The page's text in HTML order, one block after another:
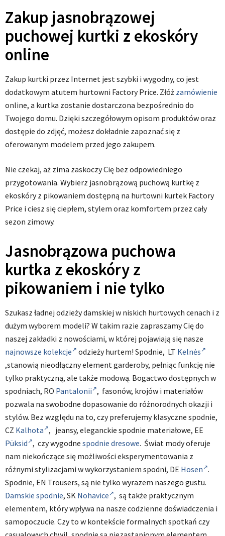
Zakup jasnobrązowej
puchowej kurtki z ekoskóry
online
Zakup kurtki przez Internet jest szybki i wygodny, co jest
dodatkowym atutem hurtowni Factory Price. Złóż zamówienie
online, a kurtka zostanie dostarczona bezpośrednio do
Twojego domu. Dzięki szczegółowym opisom produktów oraz
dostępie do zdjęć, możesz dokładnie zapoznać się z
oferowanym modelem przed jego zakupem.
Nie czekaj, aż zima zaskoczy Cię bez odpowiedniego
przygotowania. Wybierz jasnobrązową puchową kurtkę z
ekoskóry z pikowaniem dostępną na hurtowni kurtek Factory
Price i ciesz się ciepłem, stylem oraz komfortem przez cały
sezon zimowy.
Jasnobrązowa puchowa
kurtka z ekoskóry z
pikowaniem i nie tylko
Szukasz ładnej odzieży damskiej w niskich hurtowych cenach i z
dużym wyborem modeli? W takim razie zapraszamy Cię do
naszej zakładki z nowościami, w której pojawiają się nasze
najnowsze kolekcje
odzieży hurtem! Spodnie, LT Kelnės
,stanowią nieodłączny element garderoby, pełniąc funkcję nie
tylko praktyczną, ale także modową. Bogactwo dostępnych w
spodniach, RO Pantalonii , fasonów, krojów i materiałów
pozwala na swobodne dopasowanie do różnorodnych okazji i
stylów. Bez względu na to, czy preferujemy klasyczne spodnie,
CZ Kalhota , jeansy, eleganckie spodnie materiałowe, EE
Püksid , czy wygodne spodnie dresowe. Świat mody oferuje
nam niekończące się możliwości eksperymentowania z
różnymi stylizacjami w wykorzystaniem spodni, DE Hosen .
Spodnie, EN Trousers, są nie tylko wyrazem naszego gustu.
Damskie spodnie, SK Nohavice , są także praktycznym
elementem, który wpływa na nasze codzienne doświadczenia i
samopoczucie. Czy to w kontekście formalnych spotkań czy